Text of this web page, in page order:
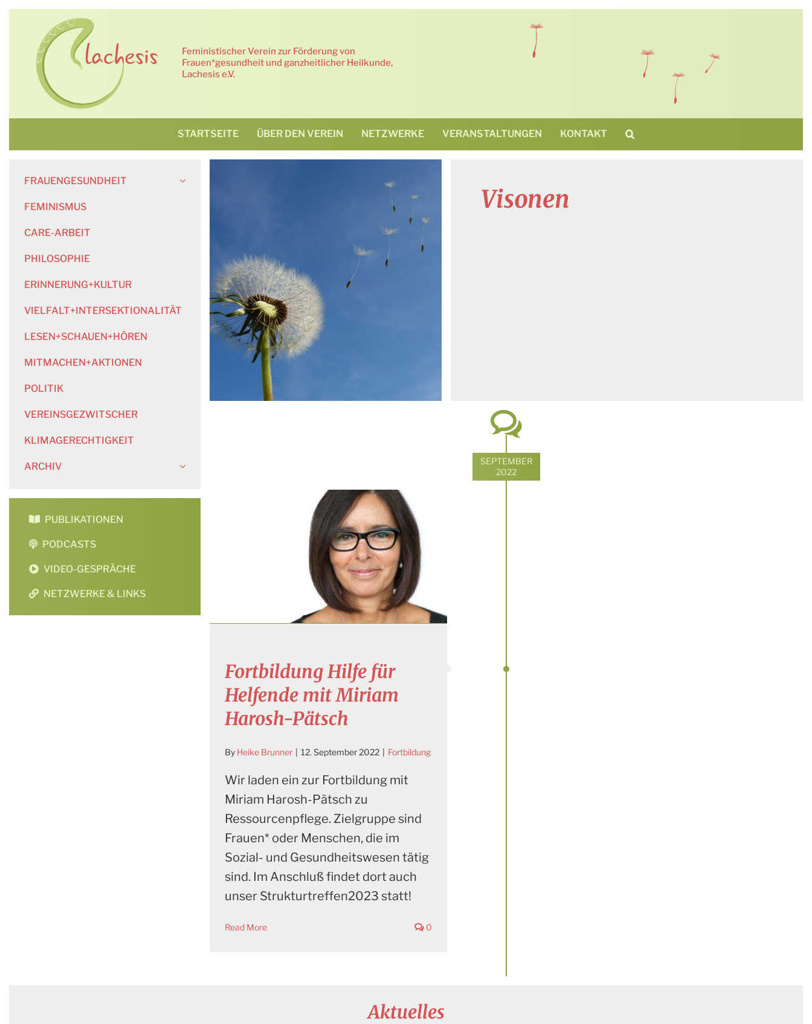
Zum
springen
Feministischer Verein zur Förderung von
Frauen*gesundheit und ganzheitlicher Heilkunde,
Lachesis e.V.
STARTSEITE ÜBER DEN VEREIN NETZWERKE VERANSTALTUNGEN KONTAKT
FRAUENGESUNDHEIT
FEMINISMUS
CARE-ARBEIT
PHILOSOPHIE
ERINNERUNG+KULTUR
VIELFALT+INTERSEKTIONALITÄT
LESEN+SCHAUEN+HÖREN
MITMACHEN+AKTIONEN
POLITIK
VEREINSGEZWITSCHER
KLIMAGERECHTIGKEIT
ARCHIV
PUBLIKATIONEN
PODCASTS
VIDEO-GESPRÄCHE
NETZWERKE & LINKS
Visonen
SEPTEMBER
2022
Fortbildung Hilfe für
Helfende mit Miriam
Harosh-Pätsch
By Heike Brunner 12. September 2022 Fortbildung
Wir laden ein zur Fortbildung mit
Miriam Harosh-Pätsch zu
Ressourcenpflege. Zielgruppe sind
Frauen* oder Menschen, die im
Sozial- und Gesundheitswesen tätig
sind. Im Anschluß findet dort auch
unser Strukturtreffen2023 statt!
Read More 0
Aktuelles